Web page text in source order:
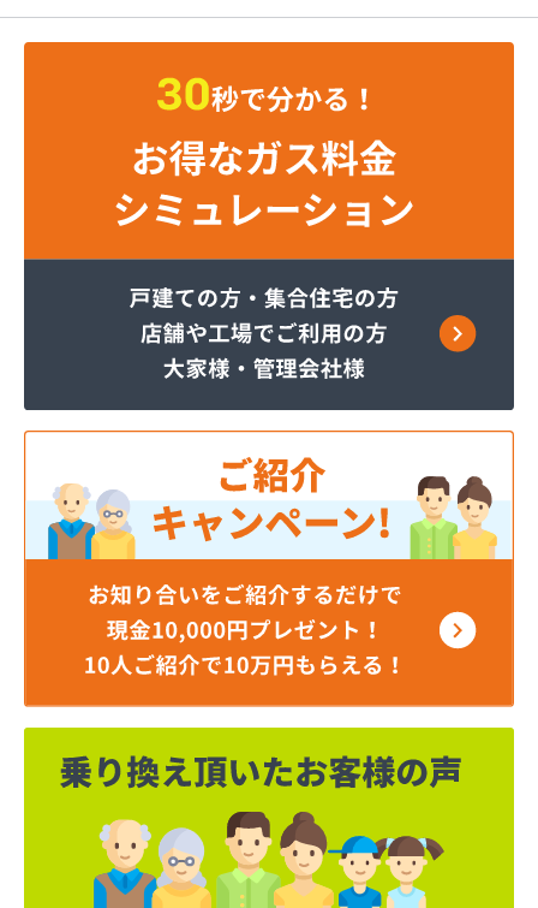
ガステックサービス株式会社 新城営業所
ガステックサービス株式会社 西尾営業所
ガステックサービス株式会社 尾張支店 春日井営
ガステックサービス株式会社 豊川営業所
カネテン商店
サーラプラザ蒲郡
サンダイ燃料店
ジェイエイ・トービス株式会社 名古屋営業所
ダイイチガスコム株式会社 尾張営業所
チリウヒーターサービス
ツバメガス株式会社新城営業所
ニイミガス株式会社
ニイミ産業株式会社 本部・ホームガス
ニイミ産業株式会社 ホームガス 名古屋西営業所
ニイミ産業株式会社 尾張旭営業所
ハタスビルダー株式会社 リボンガス
ひまわり農協 燃料課・プロパンガス
フジオートステーション
フジヨシ商店
フルタ鹿乗店
ます角商店
マルタケ株式会社
マルト尾関商店